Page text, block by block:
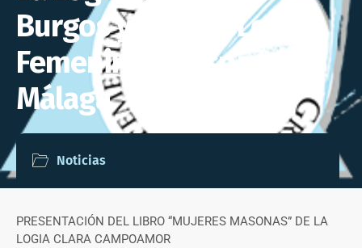
Burgos y la Gran Logia
Femenina de España en
Málaga
Noticias
PRESENTACIÓN DEL LIBRO “MUJERES MASONAS” DE LA
LOGIA CLARA CAMPOAMOR